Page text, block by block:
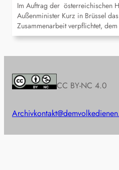
Im Auftrag der österreichischen
Außenminister Kurz in Brüssel
Zusammenarbeit verpflichtet,
CC BY-NC 4.0
Archiv